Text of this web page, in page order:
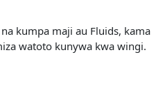
kumpa maji au Fluids, kama
watoto kunywa kwa wingi.